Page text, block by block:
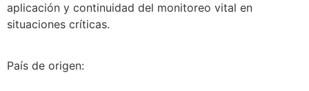
aplicación y continuidad del monitoreo vital en
situaciones críticas.
País de origen: